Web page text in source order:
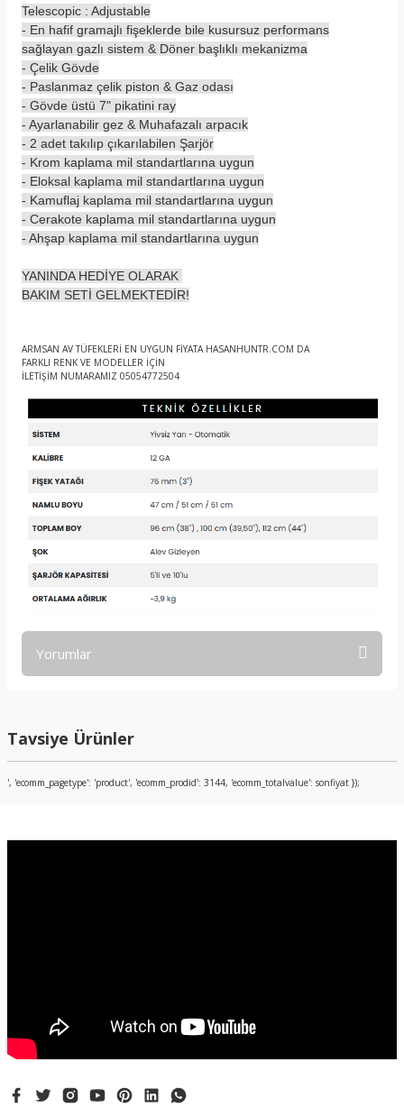
Telescopic : Adjustable
- En hafif gramajlı fişeklerde bile kusursuz performans
sağlayan gazlı sistem & Döner başlıklı mekanizma
- Çelik Gövde
- Paslanmaz çelik piston & Gaz odası
- Gövde üstü 7" pikatini ray
- Ayarlanabilir gez & Muhafazalı arpacık
- 2 adet takılıp çıkarılabilen Şarjör
- Krom kaplama mil standartlarına uygun
- Eloksal kaplama mil standartlarına uygun
- Kamuflaj kaplama mil standartlarına uygun
- Cerakote kaplama mil standartlarına uygun
- Ahşap kaplama mil standartlarına uygun
YANINDA HEDİYE OLARAK
BAKIM SETİ GELMEKTEDİR!
ARMSAN AV TÜFEKLERİ EN UYGUN FİYATA HASANHUNTR.COM DA
FARKLI RENK VE MODELLER İÇİN
İLETİŞİM NUMARAMIZ 05054772504
Yorumlar
Yorum Yaz
Tavsiye Ürünler
ARMSAN
', 'ecomm_pagetype': 'product', 'ecomm_prodid': 3144, 'ecomm_totalvalue': sonfiyat });